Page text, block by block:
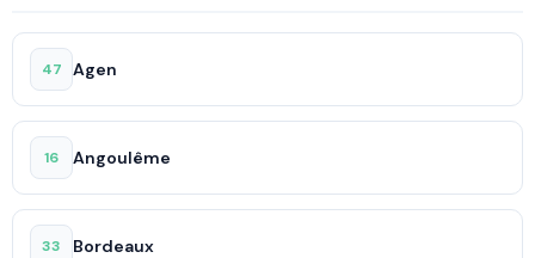
47 Agen
16 Angoulême
33 Bordeaux